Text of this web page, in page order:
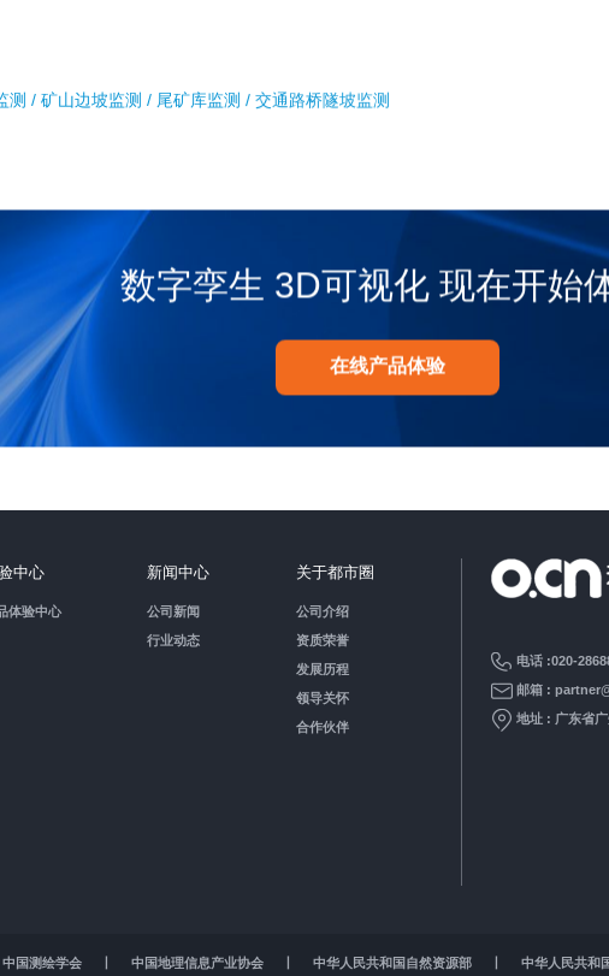
/ 矿山边坡监测 / 尾矿库监测 / 交通路桥隧坡监测
数字孪生 3D可视化 现在开始
在线产品体验
中心
体验中心
新闻中心
公司新闻
行业动态
关于都市圈
公司介绍
资质荣誉
发展历程
领导关怀
合作伙伴
电话 :020-
邮箱 :
地址 : 广东省
中国测绘学会 中国地理信息产业协会 中华人民共和国自然资源部 中华人民共和